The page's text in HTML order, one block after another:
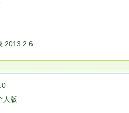
2013 2.6
人版